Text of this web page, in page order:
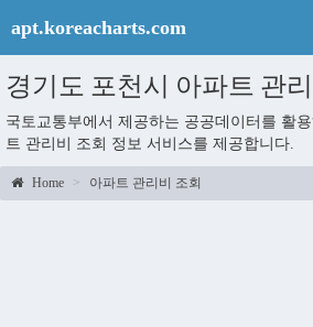
apt.koreacharts.com
경기도 포천시 아파트 관
국토교통부에서 제공하는 공공데이터를 활
트 관리비 조회 정보 서비스를 제공합니다.
Home 아파트 관리비 조회